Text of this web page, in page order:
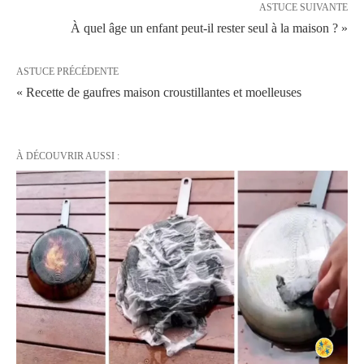
ASTUCE SUIVANTE
À quel âge un enfant peut-il rester seul à la maison ? »
ASTUCE PRÉCÉDENTE
« Recette de gaufres maison croustillantes et moelleuses
À DÉCOUVRIR AUSSI :